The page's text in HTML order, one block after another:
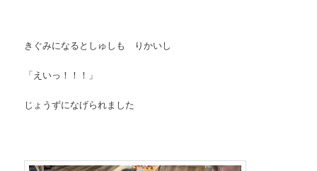
きぐみになるとしゅしも りかいし
「えいっ！！！」
じょうずになげられました